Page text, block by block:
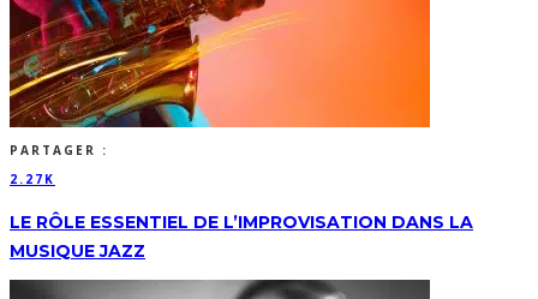
PARTAGER :
2.27K
LE RÔLE ESSENTIEL DE L’IMPROVISATION DANS LA
MUSIQUE JAZZ